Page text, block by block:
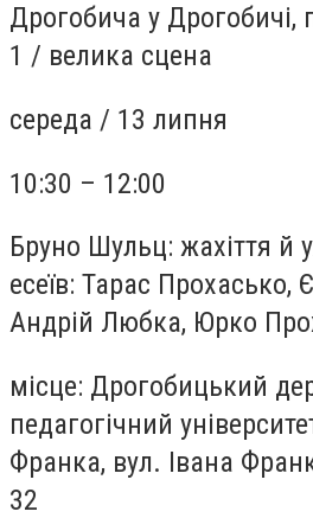
Дрогобича у Дрогобичі,
1 / велика сцена
середа / 13 липня
10:30 – 12:00
Бруно Шульц: жахіття й
есеїв: Тарас Прохасько,
Андрій Любка, Юрко
місце: Дрогобицький
педагогічний
Франка, вул. Івана
32